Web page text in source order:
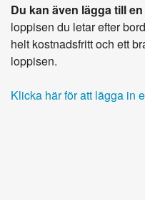
Du kan även lägga till
loppisen du letar efter
helt kostnadsfritt och ett
loppisen.
Klicka här för att lägga in